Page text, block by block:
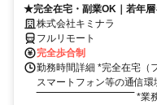
★完全在宅・副業OK｜若年
株式会社キミナラ
フルリモート
完全歩合制
勤務時間詳細 *完全在宅（
スマートフォン等の通信環